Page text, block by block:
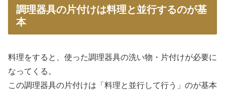
調理器具の片付けは料理と並行するのが基
本
料理をすると、使った調理器具の洗い物・片付けが必要に
なってくる。
この調理器具の片付けは「料理と並行して行う」のが基本